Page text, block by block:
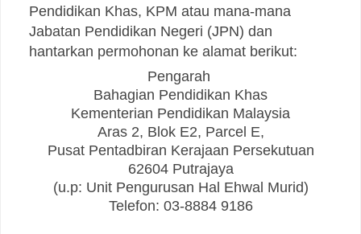
Pendidikan Khas, KPM atau mana-mana
Jabatan Pendidikan Negeri (JPN) dan
hantarkan permohonan ke alamat berikut:
Pengarah
Bahagian Pendidikan Khas
Kementerian Pendidikan Malaysia
Aras 2, Blok E2, Parcel E,
Pusat Pentadbiran Kerajaan Persekutuan
62604 Putrajaya
(u.p: Unit Pengurusan Hal Ehwal Murid)
Telefon: 03-8884 9186